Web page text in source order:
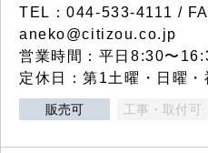
TEL：044-533-4111 /
aneko@citizou.co.jp
営業時間：平日8:30〜
定休日：第1土曜・日曜・
販売可 工事・取付可